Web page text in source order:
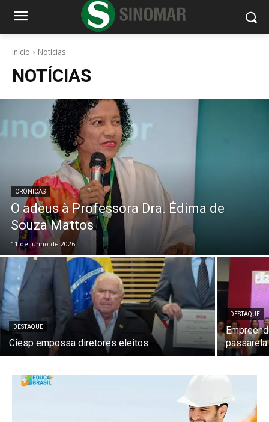
Início Notícias
NOTÍCIAS
CRÔNICAS
O adeus à Professora Dra. Édima de
Souza Mattos
11 de junho de 2026
DESTAQUE
Ciesp empossa diretores eleitos
DESTAQUE